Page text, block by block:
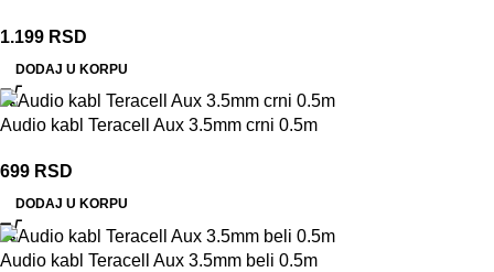
1.199 RSD
DODAJ U KORPU
Audio kabl Teracell Aux 3.5mm crni 0.5m
699 RSD
DODAJ U KORPU
Audio kabl Teracell Aux 3.5mm beli 0.5m